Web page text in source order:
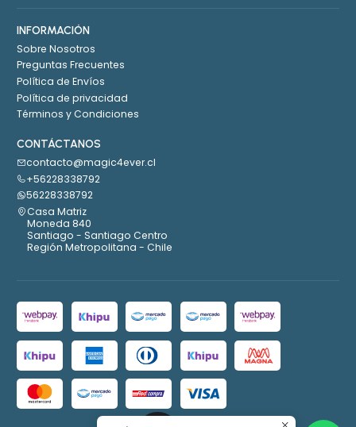
INFORMACIÓN
Sobre Nosotros
Preguntas Frecuentes
Política de Envíos
Política de privacidad
Términos y Condiciones
CONTÁCTANOS
contacto@magic4ever.cl
+56228338792
56228338792
Casa Matriz
Moneda 840
Santiago - Santiago Centro
Región Metropolitana - Chile